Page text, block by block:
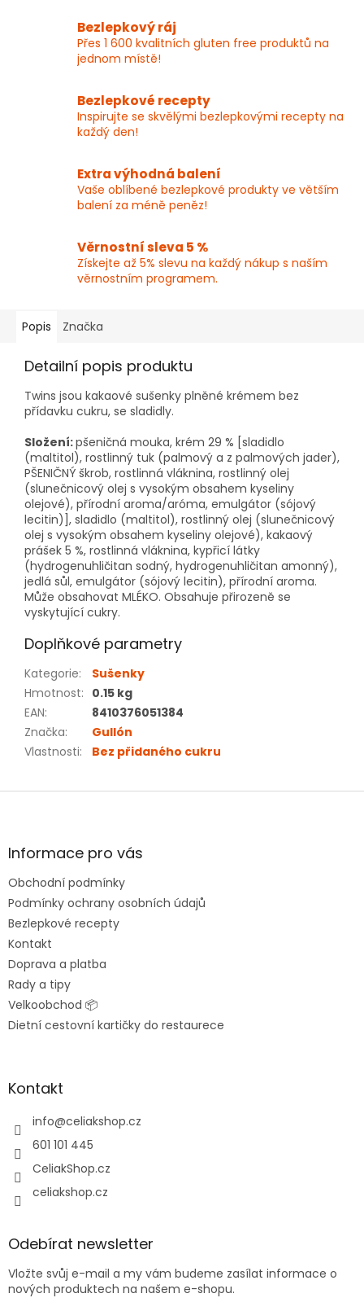
Bezlepkový ráj
Přes 1 600 kvalitních gluten free produktů na
jednom místě!
Bezlepkové recepty
Inspirujte se skvělými bezlepkovými recepty na
každý den!
Extra výhodná balení
Vaše oblíbené bezlepkové produkty ve větším
balení za méně peněz!
Věrnostní sleva 5 %
Získejte až 5% slevu na každý nákup s naším
věrnostním programem.
Popis Značka
Detailní popis produktu
Twins jsou kakaové sušenky plněné krémem bez
přídavku cukru, se sladidly.
Složení:pšeničná mouka, krém 29 % [sladidlo
(maltitol), rostlinný tuk (palmový a z palmových jader),
PŠENIČNÝ škrob, rostlinná vláknina, rostlinný olej
(slunečnicový olej s vysokým obsahem kyseliny
olejové), přírodní aroma/aróma, emulgátor (sójový
lecitin)], sladidlo (maltitol), rostlinný olej (slunečnicový
olej s vysokým obsahem kyseliny olejové), kakaový
prášek 5 %, rostlinná vláknina, kypřicí látky
(hydrogenuhličitan sodný, hydrogenuhličitan amonný),
jedlá sůl, emulgátor (sójový lecitin), přírodní aroma.
Může obsahovat MLÉKO. Obsahuje přirozeně se
vyskytující cukry.
Doplňkové parametry
Kategorie:
Sušenky
Hmotnost: 0.15 kg
EAN:
8410376051384
Značka:
Gullón
Vlastnosti: Bez přidaného cukru
Z
aInformace pro vás
Obchodní podmínky
Podmínky ochrany osobních údajů
Bezlepkové recepty
Kontakt
Doprava a platba
Rady a tipy
Velkoobchod 📦
Dietní cestovní kartičky do restaurece
Kontakt
info@celiakshop.cz
601 101 445
CeliakShop.cz
celiakshop.cz
Odebírat newsletter
Vložte svůj e-mail a my vám budeme zasílat informace o
nových produktech na našem e-shopu.